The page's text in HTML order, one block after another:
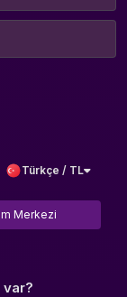
Türkçe / TL
Merkezi
var?